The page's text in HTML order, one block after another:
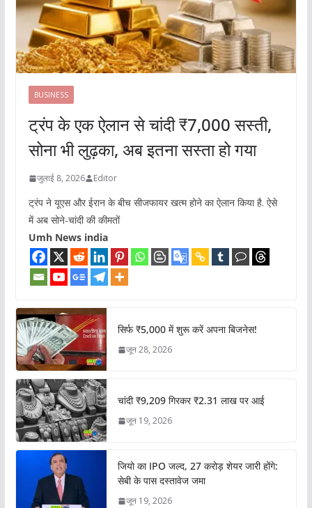
BUSINESS
ट्रंप के एक ऐलान से चांदी ₹7,000 सस्ती,
सोना भी लुढ़का, अब इतना सस्ता हो गया
जुलाई 8, 2026 Editor
ट्रंप ने यूएस और ईरान के बीच सीजफायर खत्म होने का ऐलान किया है. ऐसे
में अब सोने-चांदी की कीमतों
Umh News india
सिर्फ ₹5,000 में शुरू करें अपना बिजनेस!
जून 28, 2026
चांदी ₹9,209 गिरकर ₹2.31 लाख पर आई
जून 19, 2026
जियो का IPO जल्द, 27 करोड़ शेयर जारी होंगे:
सेबी के पास दस्तावेज जमा
जून 19, 2026